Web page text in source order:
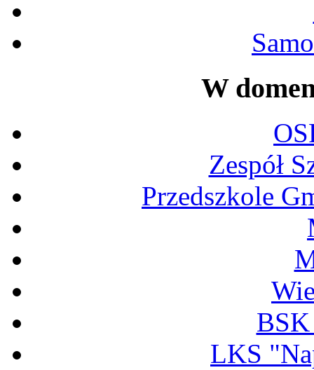
W
Zespół
Przedszkole
LKS